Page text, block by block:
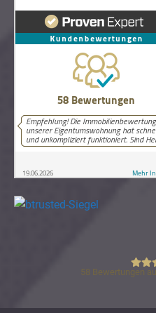
Lutz
58 Bewertungen